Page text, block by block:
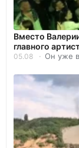
Вместо
главного
05.08 Он уже